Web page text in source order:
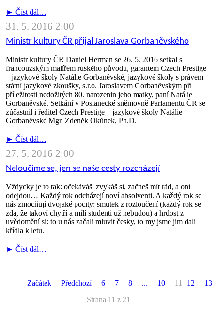
► Číst dál…
31. 5. 2016 2:00
Ministr kultury ČR přijal Jaroslava Gorbaněvského
Ministr kultury ČR Daniel Herman se 26. 5. 2016 setkal s
francouzským malířem ruského původu, garantem Czech Prestige
– jazykové školy Natálie Gorbaněvské, jazykové školy s právem
státní jazykové zkoušky, s.r.o. Jaroslavem Gorbaněvským při
příležitosti nedožitých 80. narozenin jeho matky, paní Natálie
Gorbaněvské. Setkání v Poslanecké sněmovně Parlamentu ČR se
zúčastnil i ředitel Czech Prestige – jazykové školy Natálie
Gorbaněvské Mgr. Zdeněk Okůnek, Ph.D.
► Číst dál…
27. 5. 2016 2:00
Neloučíme se, jen se naše cesty rozcházejí
Vždycky je to tak: očekáváš, zvykáš si, začneš mít rád, a oni
odejdou… Každý rok odcházejí noví absolventi. A každý rok se
nás zmocňují dvojaké pocity: smutek z rozloučení (každý rok se
zdá, že takoví chytří a milí studenti už nebudou) a hrdost z
uvědomění si: to u nás začali mluvit česky, to my jsme jim dali
křídla k letu.
► Číst dál…
Začátek Předchozí 6 7 8 ... 10 11 12
13
Strana 11 z 21